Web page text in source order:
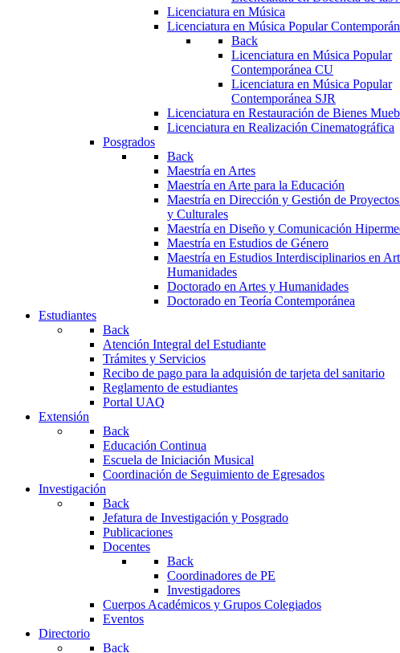
Licenciatura en Música
Licenciatura en Música Popular
Back
Licenciatura en Música Popular
Contemporánea CU
Licenciatura en Música Popular
Contemporánea SJR
Licenciatura en Restauración de Bienes
Licenciatura en Realización Cinematográfica
Posgrados
Back
Maestría en Artes
Maestría en Arte para la Educación
Maestría en Dirección y Gestión de
y Culturales
Maestría en Diseño y Comunicación
Maestría en Estudios de Género
Maestría en Estudios Interdisciplinarios en
Humanidades
Doctorado en Artes y Humanidades
Doctorado en Teoría Contemporánea
Estudiantes
Back
Atención Integral del Estudiante
Trámites y Servicios
Recibo de pago para la adquisión de tarjeta del sanitario
Reglamento de estudiantes
Portal UAQ
Extensión
Back
Educación Continua
Escuela de Iniciación Musical
Coordinación de Seguimiento de Egresados
Investigación
Back
Jefatura de Investigación y Posgrado
Publicaciones
Docentes
Back
Coordinadores de PE
Investigadores
Cuerpos Académicos y Grupos Colegiados
Eventos
Directorio
Back